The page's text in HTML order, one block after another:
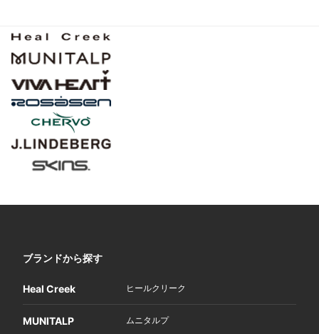
ブランドから探す
Heal Creek ヒールクリーク
MUNITALP ムニタルプ